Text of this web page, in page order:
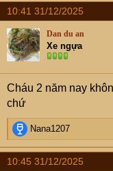
10:41 31/12/2025
Dan du an
Xe ngựa
Cháu 2 năm nay
chứ
R
e
a
c
Nana1207
10:45 31/12/2025